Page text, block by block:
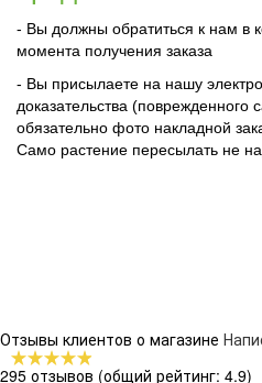
- Вы должны обратиться к нам в
момента получения заказа
- Вы присылаете на нашу
доказательства
обязательно фото накладной
Само растение пересылать не
Отзывы клиентов о магазине
295 отзывов (общий рейтинг: 4.9)